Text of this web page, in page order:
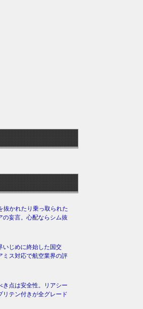
抜かれたり乗っ取られた
の妄言。心配ならシム抜
いじめに終始した国交
ミス対応で航空業界の評
き点は安全性。リアシー
リテン付きが全グレード